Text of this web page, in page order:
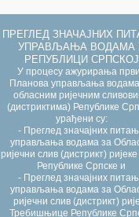
ПРЕГЛЕД ЗНАЧАЈНИХ
УПРАВЉАЊА ВОДАМА
РЕПУБЛИЦИ СРПСКОЈ
У процесу ажурирања
Планова управљања
обласним ријечним
(дистриктима) Републике
урађени су:
- Преглед значајних
управљања водама за
ријечни слив (дистрикт)
Републике Српске и
- Преглед значајних
управљања водама за
ријечни слив (дистрикт)
Требишњице Републике